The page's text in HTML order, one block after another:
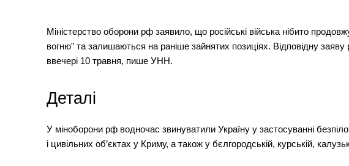
Міністерство оборони рф заявило, що російські війська нібито
вогню" та залишаються на раніше зайнятих позиціях. Відповідну
ввечері 10 травня, пише УНН.
Деталі
У міноборони рф водночас звинуватили Україну у застосуванні
і цивільних об’єктах у Криму, а також у бєлгородській, курській,